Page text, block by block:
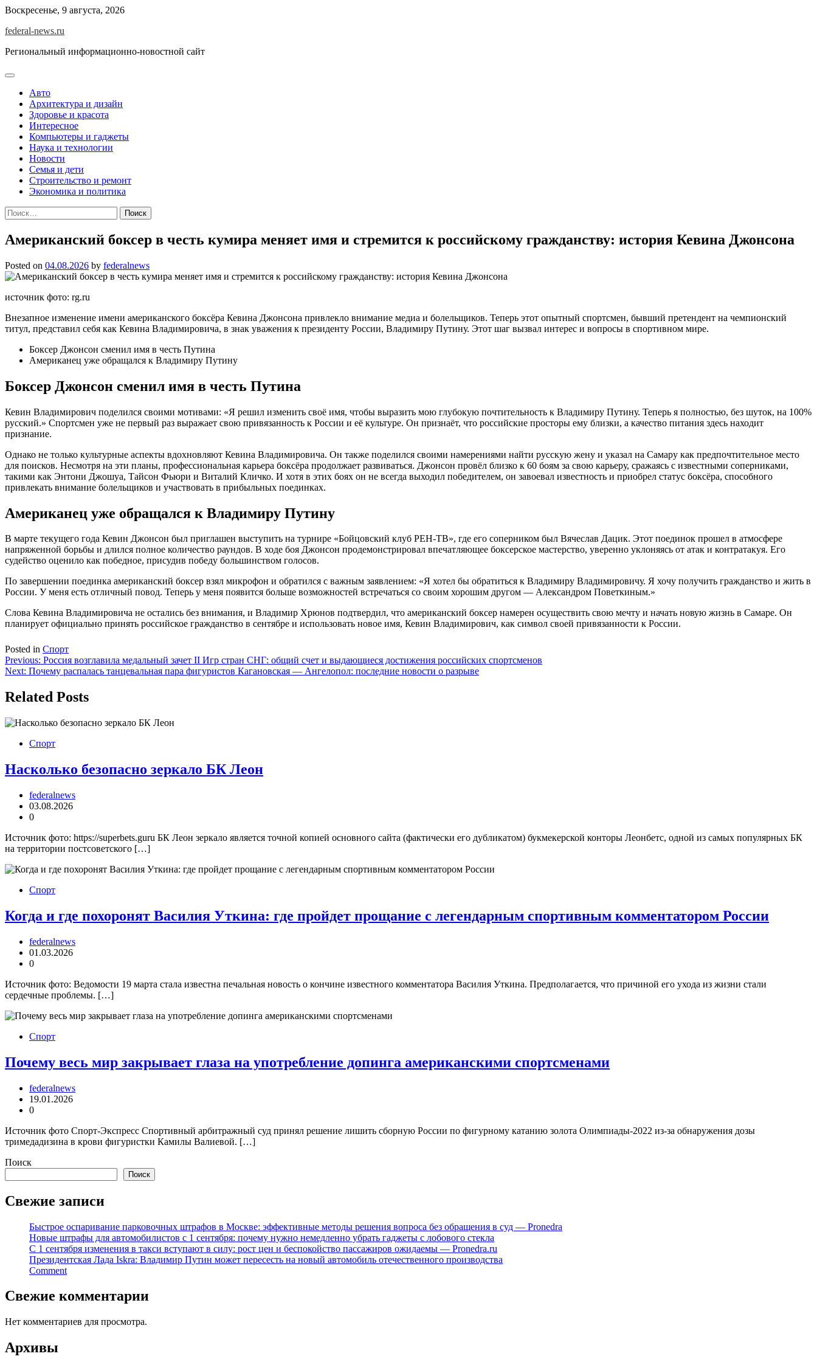
Skip
content
Воскресенье, 9 августа, 2026
federal-news.ru
Региональный информационно-новостной сайт
Авто
Архитектура и дизайн
Здоровье и красота
Интересное
Компьютеры и гаджеты
Наука и технологии
Новости
Семья и дети
Строительство и ремонт
Экономика и политика
Найти:
Американский боксер в честь кумира меняет имя и стремится к российскому гражданству: история Кевина Джонсона
Posted on 04.08.2026 by federalnews
источник фото: rg.ru
Внезапное изменение имени американского боксёра Кевина Джонсона привлекло внимание медиа и болельщиков. Теперь этот опытный спортсмен, бывший претендент на чемпионский
титул, представил себя как Кевина Владимировича, в знак уважения к президенту России, Владимиру Путину. Этот шаг вызвал интерес и вопросы в спортивном мире.
Боксер Джонсон сменил имя в честь Путина
Американец уже обращался к Владимиру Путину
Боксер Джонсон сменил имя в честь Путина
Кевин Владимирович поделился своими мотивами: «Я решил изменить своё имя, чтобы выразить мою глубокую почтительность к Владимиру Путину. Теперь я полностью, без шуток, на 100%
русский.» Спортсмен уже не первый раз выражает свою привязанность к России и её культуре. Он признаёт, что российские просторы ему близки, а качество питания здесь находит
признание.
Однако не только культурные аспекты вдохновляют Кевина Владимировича. Он также поделился своими намерениями найти русскую жену и указал на Самару как предпочтительное место
для поисков. Несмотря на эти планы, профессиональная карьера боксёра продолжает развиваться. Джонсон провёл близко к 60 боям за свою карьеру, сражаясь с известными соперниками,
такими как Энтони Джошуа, Тайсон Фьюри и Виталий Кличко. И хотя в этих боях он не всегда выходил победителем, он завоевал известность и приобрел статус боксёра, способного
привлекать внимание болельщиков и участвовать в прибыльных поединках.
Американец уже обращался к Владимиру Путину
В марте текущего года Кевин Джонсон был приглашен выступить на турнире «Бойцовский клуб РЕН-ТВ», где его соперником был Вячеслав Дацик. Этот поединок прошел в атмосфере
напряженной борьбы и длился полное количество раундов. В ходе боя Джонсон продемонстрировал впечатляющее боксерское мастерство, уверенно уклоняясь от атак и контратакуя. Его
судейство оценило как победное, присудив победу большинством голосов.
По завершении поединка американский боксер взял микрофон и обратился с важным заявлением: «Я хотел бы обратиться к Владимиру Владимировичу. Я хочу получить гражданство и жить в
России. У меня есть отличный повод. Теперь у меня появится больше возможностей встречаться со своим хорошим другом — Александром Поветкиным.»
Слова Кевина Владимировича не остались без внимания, и Владимир Хрюнов подтвердил, что американский боксер намерен осуществить свою мечту и начать новую жизнь в Самаре. Он
планирует официально принять российское гражданство в сентябре и использовать новое имя, Кевин Владимирович, как символ своей привязанности к России.
Posted in Спорт
Навигация
по
записям
Previous: Россия возглавила медальный зачет II Игр стран СНГ: общий счет и выдающиеся достижения российских спортсменов
Next: Почему распалась танцевальная пара фигуристов Кагановская — Ангелопол: последние новости о разрыве
Related Posts
Спорт
Насколько безопасно зеркало БК Леон
federalnews
03.08.2026
0
Источник фото: https://superbets.guru БК Леон зеркало является точной копией основного сайта (фактически его дубликатом) букмекерской конторы Леонбетс, одной из самых популярных БК
на территории постсоветского […]
Спорт
Когда и где похоронят Василия Уткина: где пройдет прощание с легендарным спортивным комментатором России
federalnews
01.03.2026
0
Источник фото: Ведомости 19 марта стала известна печальная новость о кончине известного комментатора Василия Уткина. Предполагается, что причиной его ухода из жизни стали
сердечные проблемы. […]
Спорт
Почему весь мир закрывает глаза на употребление допинга американскими спортсменами
federalnews
19.01.2026
0
Источник фото Спорт-Экспресс Спортивный арбитражный суд принял решение лишить сборную России по фигурному катанию золота Олимпиады-2022 из-за обнаружения дозы
тримедадизина в крови фигуристки Камилы Валиевой. […]
Поиск
Поиск
Свежие записи
Быстрое оспаривание парковочных штрафов в Москве: эффективные методы решения вопроса без обращения в суд — Pronedra
Новые штрафы для автомобилистов с 1 сентября: почему нужно немедленно убрать гаджеты с лобового стекла
С 1 сентября изменения в такси вступают в силу: рост цен и беспокойство пассажиров ожидаемы — Pronedra.ru
Президентская Лада Iskra: Владимир Путин может пересесть на новый автомобиль отечественного производства
Comment
Свежие комментарии
Нет комментариев для просмотра.
Архивы